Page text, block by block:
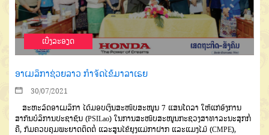
ເບີ່ງລະອຽດ
ອາເມລິກາຊ່ວຍລາວ ກຳຈັດໄຂ້ມາລາເຣຍ
30/07/2021
ສະຫະລັດອາເມລິກາ ໄດ້ມອບເງິນສະໜັບສະໜູນ 7 ແສນໂດລາ ໃຫ້ແກ່ອົງການ
ສາກົນບໍລິການປະຊາຊົນ (PSILao) ໃນການສະໜັບສະໜູນກະຊວງສາທາລະນະສຸກກໍ່
ຄື, ກົມຄວບຄຸມພະຍາດຕິດຕໍ່ ແລະສູນໄຂ້ຍຸງແມ່ກາຝາກ ແລະແມງໄມ້ (CMPE),